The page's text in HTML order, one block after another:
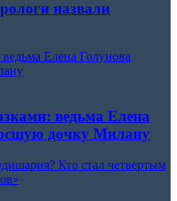
назвали
Елена Голунова
ведьма Елена
дочку Милану
Кто стал четвертым